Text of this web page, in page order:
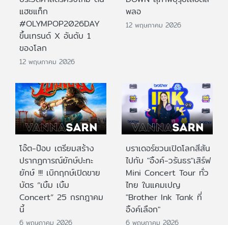
แฮชแท็ก
#OLYMPOP2026DAY
ขึ้นเทรนด์ X อันดับ 1
ของโลก
12 พฤษภาคม 2026
พลอ
12 พฤษภาคม 2026
โอ๊ต-ป๊อบ เตรียมสร้าง
ปรากฏการณ์ยักษ์ปะทะ
ยักษ์ !!! เบิกฤกษ์เปิดขาย
บัตร “เบิ้ม เบิ้ม
Concert” 25 กรกฎาคม
นี้
6 พฤษภาคม 2026
บราเดอร์ชวนเปิดโลกสีสัน
ไปกับ "อิ้งค์-วรันธร"เสิร์ฟ
Mini Concert Tour ทั่ว
ไทย ในแคมเปญ
"Brother Ink Tank ที่
อิ้งค์เลือก"
6 พฤษภาคม 2026